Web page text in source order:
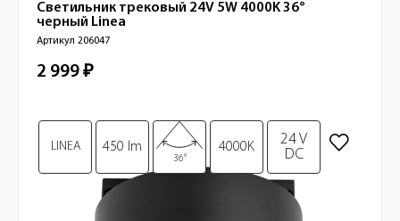
Краткое описание товара
Изображения товара
LINEA 450 lm
36°
4000K
24 V
DC
Светильник трековый 24V 5W 4000K 36°
черный Linea
Артикул 206047
Стоимость товара
2 999 ₽